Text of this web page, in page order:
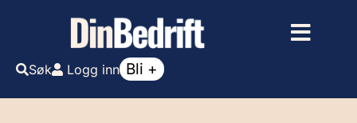
Søk Logg inn Bli +